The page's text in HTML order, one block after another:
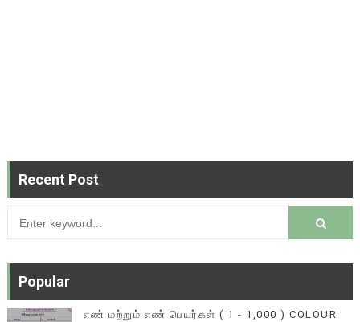
Recent Post
Popular
எண் மற்றும் எண் பெயர்கள் ( 1 - 1,000 ) COLOUR